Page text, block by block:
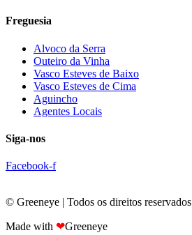
Freguesia
Alvoco da Serra
Outeiro da Vinha
Vasco Esteves de Baixo
Vasco Esteves de Cima
Aguincho
Agentes Locais
Siga-nos
Facebook-f
© Greeneye | Todos os direitos reservados
Made with ❤Greeneye